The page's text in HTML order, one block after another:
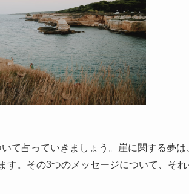
て占っていきましょう。崖に関する夢は
す。その3つのメッセージについて、そ